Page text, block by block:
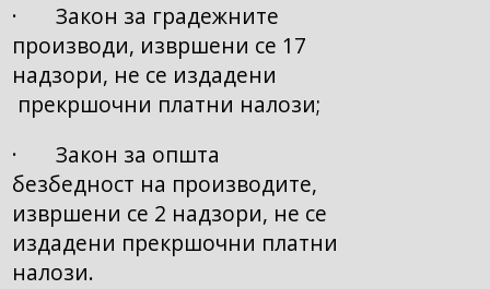
· Закон за градежните
производи, извршени се 17
надзори, не се издадени
прекршочни платни налози;
· Закон за општа
безбедност на производите,
извршени се 2 надзори, не се
издадени прекршочни платни
налози.